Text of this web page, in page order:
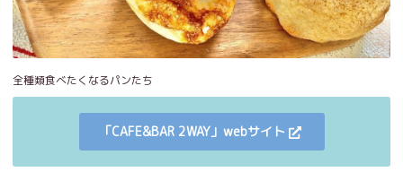
全種類食べたくなるパンたち
「CAFE&BAR 2WAY」webサイト